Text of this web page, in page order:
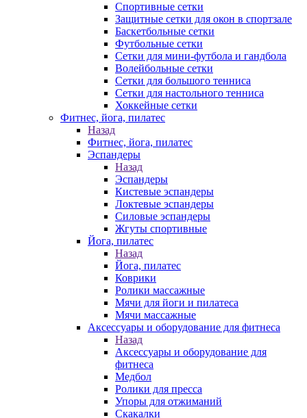
Спортивные сетки
Защитные сетки для окон в спортзале
Баскетбольные сетки
Футбольные сетки
Сетки для мини-футбола и гандбола
Волейбольные сетки
Сетки для большого тенниса
Сетки для настольного тенниса
Хоккейные сетки
Фитнес, йога, пилатес
Назад
Фитнес, йога, пилатес
Эспандеры
Назад
Эспандеры
Кистевые эспандеры
Локтевые эспандеры
Силовые эспандеры
Жгуты спортивные
Йога, пилатес
Назад
Йога, пилатес
Коврики
Ролики массажные
Мячи для йоги и пилатеса
Мячи массажные
Аксессуары и оборудование для фитнеса
Назад
Аксессуары и оборудование для
фитнеса
Медбол
Ролики для пресса
Упоры для отжиманий
Скакалки